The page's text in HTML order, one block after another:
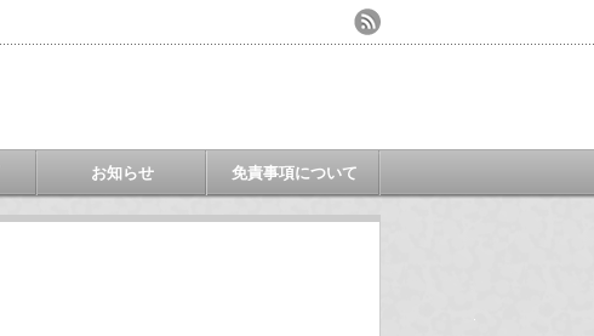
お知らせ 免責事項について